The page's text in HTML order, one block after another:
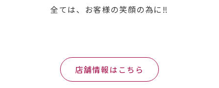
全ては、お客様の笑顔の為に‼︎
店舗情報はこちら